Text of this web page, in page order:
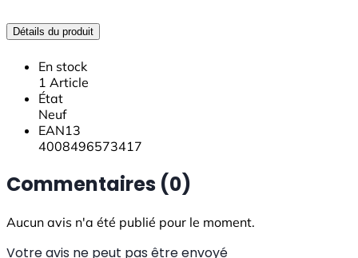
Détails du produit
En stock
1 Article
État
Neuf
EAN13
4008496573417
Commentaires (0)
Aucun avis n'a été publié pour le moment.
Votre avis ne peut pas être envoyé